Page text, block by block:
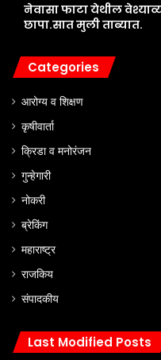
नेवासा फाटा येथील
छापा.सात मुली ताब्यात.
Categories
आरोग्य व शिक्षण
कृषीवार्ता
क्रिडा व मनोरंजन
गुन्हेगारी
नोकरी
ब्रेकिंग
महाराष्ट्र
राजकिय
संपादकीय
Last Modified Posts